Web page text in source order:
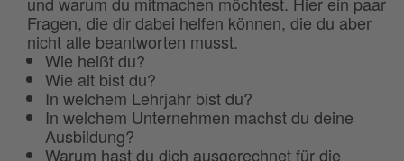
Fragen, die dir dabei helfen können, die du aber
nicht alle beantworten musst.
Wie heißt du?
Wie alt bist du?
In welchem Lehrjahr bist du?
In welchem Unternehmen machst du deine
Ausbildung?
Warum hast du dich ausgerechnet für die